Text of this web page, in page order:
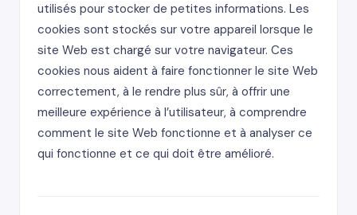
utilisés pour stocker de petites informations. Les
cookies sont stockés sur votre appareil lorsque le
site Web est chargé sur votre navigateur. Ces
cookies nous aident à faire fonctionner le site Web
correctement, à le rendre plus sûr, à offrir une
meilleure expérience à l’utilisateur, à comprendre
comment le site Web fonctionne et à analyser ce
qui fonctionne et ce qui doit être amélioré.